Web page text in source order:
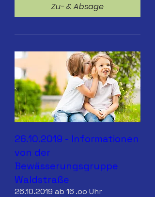
Zu- & Absage
26.10.2019 - Informationen
von der
Bewässerungsgruppe
Waldstraße
26.10.2019 ab 16 .oo Uhr